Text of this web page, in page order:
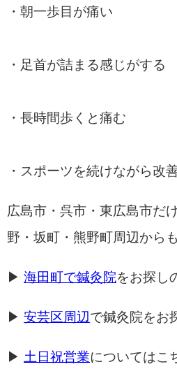
・朝一歩目が痛い
・足首が詰まる感じがする
・長時間歩くと痛む
・スポーツを続けながら改
広島市・呉市・東広島市だ
野・坂町・熊野町周辺から
▶ 海田町で鍼灸院をお探し
▶ 安芸区周辺で鍼灸院をお
▶ 土日祝営業についてはこ